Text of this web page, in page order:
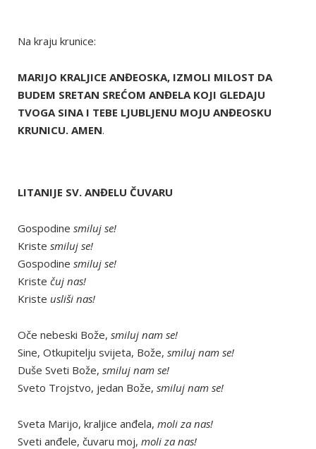
Na kraju krunice:
MARIJO KRALJICE ANĐEOSKA, IZMOLI MILOST DA
BUDEM SRETAN SREĆOM ANĐELA KOJI GLEDAJU
TVOGA SINA I TEBE LJUBLJENU MOJU ANĐEOSKU
KRUNICU. AMEN.
LITANIJE SV. ANĐELU ČUVARU
Gospodine smiluj se!
Kriste smiluj se!
Gospodine smiluj se!
Kriste čuj nas!
Kriste usliši nas!
Oče nebeski Bože, smiluj nam se!
Sine, Otkupitelju svijeta, Bože, smiluj nam se!
Duše Sveti Bože, smiluj nam se!
Sveto Trojstvo, jedan Bože, smiluj nam se!
Sveta Marijo, kraljice anđela, moli za nas!
Sveti anđele, čuvaru moj, moli za nas!